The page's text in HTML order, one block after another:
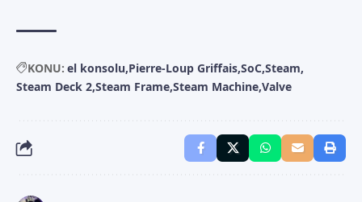
KONU: el konsolu Pierre-Loup Griffais SoC Steam
Steam Deck 2 Steam Frame Steam Machine Valve